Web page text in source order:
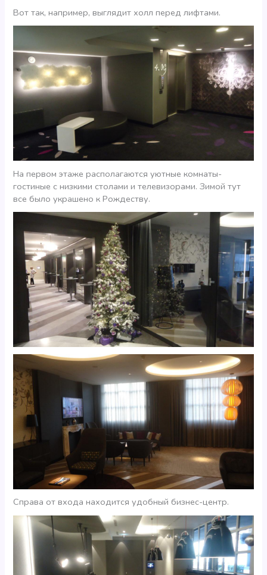
Вот так, например, выглядит холл перед лифтами.
На первом этаже располагаются уютные комнаты-
гостиные с низкими столами и телевизорами. Зимой тут
все было украшено к Рождеству.
Справа от входа находится удобный бизнес-центр.